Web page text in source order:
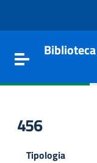
Toggle navigation
456
Tipologia